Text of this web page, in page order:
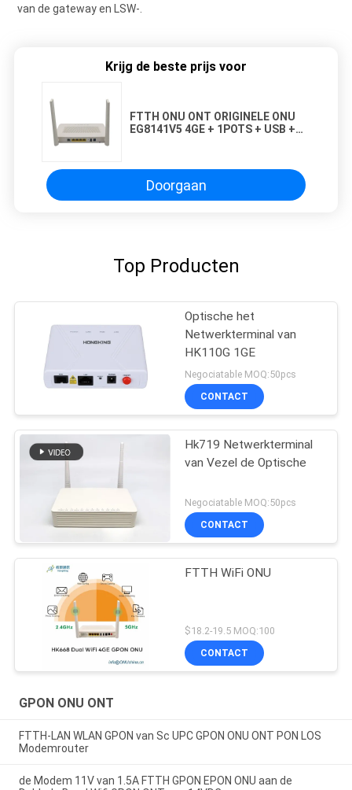
van de gateway en LSW-.
Krijg de beste prijs voor
FTTH ONU ONT ORIGINELE ONU
EG8141V5 4GE + 1POTS + USB +
Doorgaan
Top Producten
Optische het
Netwerkterminal van
HK110G 1GE
Negociatable MOQ:50pcs
CONTACT
Hk719 Netwerkterminal
van Vezel de Optische
Negociatable MOQ:50pcs
CONTACT
FTTH WiFi ONU
$18.2-19.5 MOQ:100
CONTACT
GPON ONU ONT
FTTH-LAN WLAN GPON van Sc UPC GPON ONU ONT PON LOS
Modemrouter
de Modem 11V van 1.5A FTTH GPON EPON ONU aan de